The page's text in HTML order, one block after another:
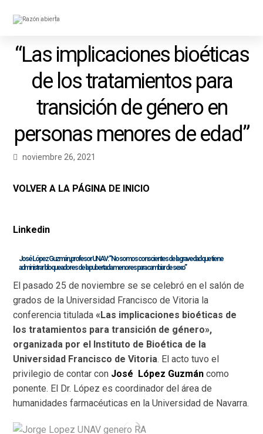
“Las implicaciones bioéticas
de los tratamientos para
transición de género en
personas menores de edad”
noviembre 26, 2021
VOLVER A LA PÁGINA DE INICIO
Linkedin
José López Guzmán, profesor UNAV: “No somos conscientes de la gravedad que tiene
administrar bloqueadores de la pubertad a menores para cambiar de sexo”
El pasado 25 de noviembre se se celebró en el salón de
grados de la Universidad Francisco de Vitoria la
conferencia titulada«Las implicaciones bioéticas de
los tratamientos para transición de género»,
organizada por el Instituto de Bioética de la
Universidad Francisco de Vitoria. El acto tuvo el
privilegio de contar con José López Guzmán como
ponente. El Dr. López es coordinador del área de
humanidades farmacéuticas en la Universidad de Navarra.